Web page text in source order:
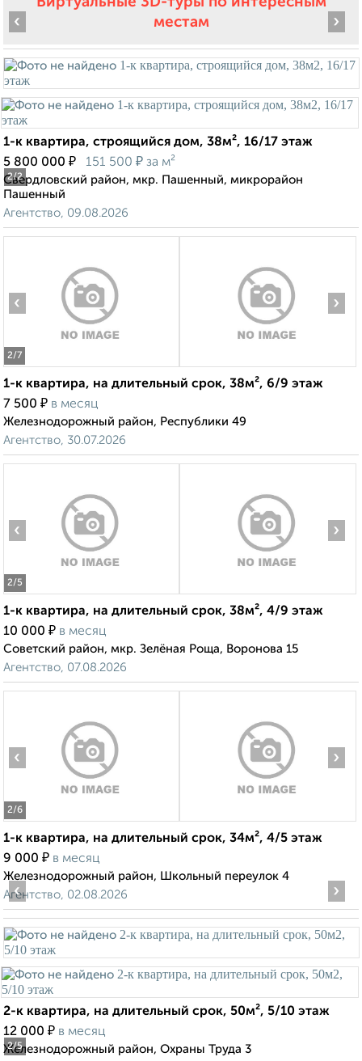
местам
2/2
‹ ›
1-к квартира, строящийся дом, 38м², 16/17 этаж
5 800 000 ₽ 151 500 ₽ за м²
Свердловский район, мкр. Пашенный, микрорайон
Пашенный
Агентство, 09.08.2026
2/7
‹ ›
1-к квартира, на длительный срок, 38м², 6/9 этаж
7 500 ₽ в месяц
Железнодорожный район, Республики 49
Агентство, 30.07.2026
2/5
‹ ›
1-к квартира, на длительный срок, 38м², 4/9 этаж
10 000 ₽ в месяц
Советский район, мкр. Зелёная Роща, Воронова 15
Агентство, 07.08.2026
2/6
‹ ›
1-к квартира, на длительный срок, 34м², 4/5 этаж
9 000 ₽ в месяц
Железнодорожный район, Школьный переулок 4
Агентство, 02.08.2026
2/5
‹ ›
2-к квартира, на длительный срок, 50м², 5/10 этаж
12 000 ₽ в месяц
Железнодорожный район, Охраны Труда 3